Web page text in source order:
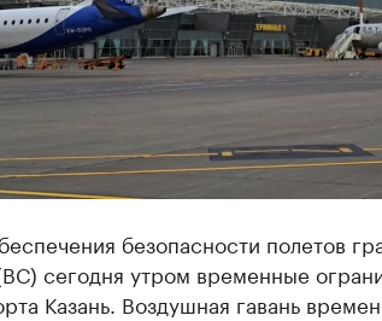
безопасности полетов
сегодня утром временные
Казань. Воздушная гавань